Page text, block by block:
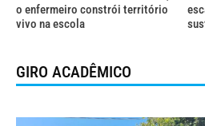
o enfermeiro constrói território
vivo na escola
GIRO ACADÊMICO